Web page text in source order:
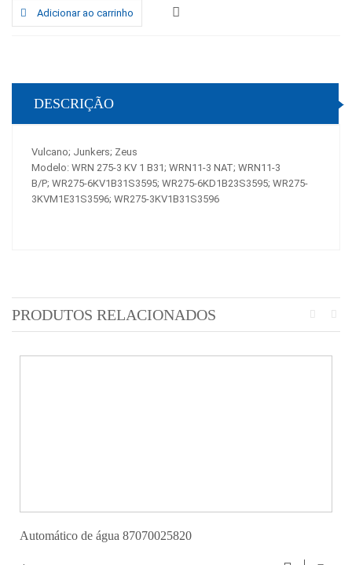
Adicionar ao carrinho
DESCRIÇÃO
Vulcano; Junkers; Zeus
Modelo: WRN 275-3 KV 1 B31; WRN11-3 NAT; WRN11-3
B/P; WR275-6KV1B31S3595; WR275-6KD1B23S3595; WR275-
3KVM1E31S3596; WR275-3KV1B31S3596
PRODUTOS RELACIONADOS
Automático de água 87070025820